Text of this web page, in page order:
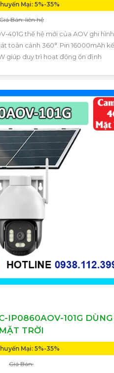
Mại: 5%-35%
Bán: liên hệ
401G thế hệ mới của AOV ghi
toàn cảnh 360°. Pin 16000mAh
giúp duy trì hoạt động ổn định
IP0860AOV-101G
MẶT TRỜI
Mại: 5%-35%
Giá Bán: